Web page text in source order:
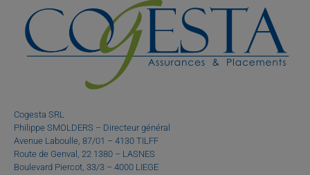
Cogesta SRL
Philippe SMOLDERS – Directeur général
Avenue Laboulle, 87/01 – 4130 TILFF
Route de Genval, 22 1380 – LASNES
Boulevard Piercot, 33/3 – 4000 LIEGE